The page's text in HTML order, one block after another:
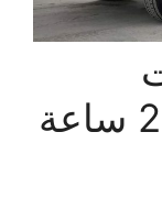
سريعة ومتواصلة 24 ساعة